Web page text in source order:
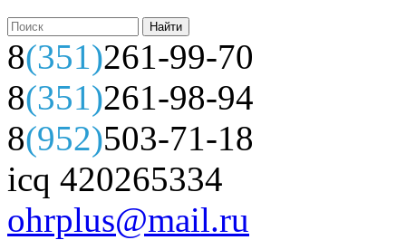
8(351)261-99-70
8(351)261-98-94
8(952)503-71-18
icq 420265334
ohrplus@mail.ru